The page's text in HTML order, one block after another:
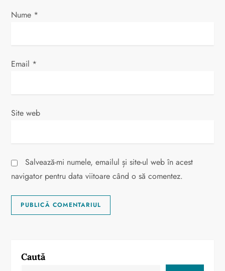
c
l
Nume *
Email *
Site web
Salvează-mi numele, emailul și site-ul web în acest
navigator pentru data viitoare când o să comentez.
Caută